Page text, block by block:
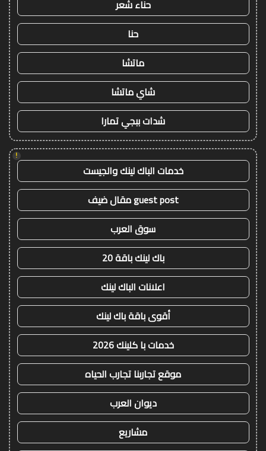
حناء شعر
حنا
ماتشا
شاي ماتشا
شدات ببجي تمارا
!
خدمات الباك لينك والجيست
guest post مقال ضيف
سوق العرب
باك لينك باقة 20
اعلانات الباك لينك
أقوى باقة باك لينك
خدمات با كلينك 2026
موقع تجاربنا تجارب الحياه
ديوان العرب
مشاريع